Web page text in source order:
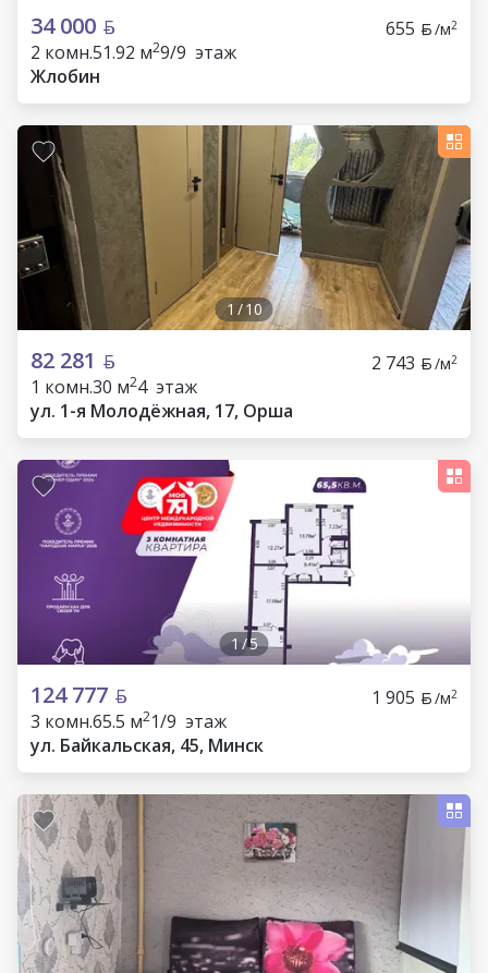
34 000 655 /м2
2 комн.51.92 м29/9 этаж
Жлобин
1 /10
82 281 2 743 /м2
1 комн.30 м24 этаж
ул. 1-я Молодёжная, 17, Орша
1/5
124 777 1 905 /м2
3 комн.65.5 м21/9 этаж
ул. Байкальская, 45, Минск